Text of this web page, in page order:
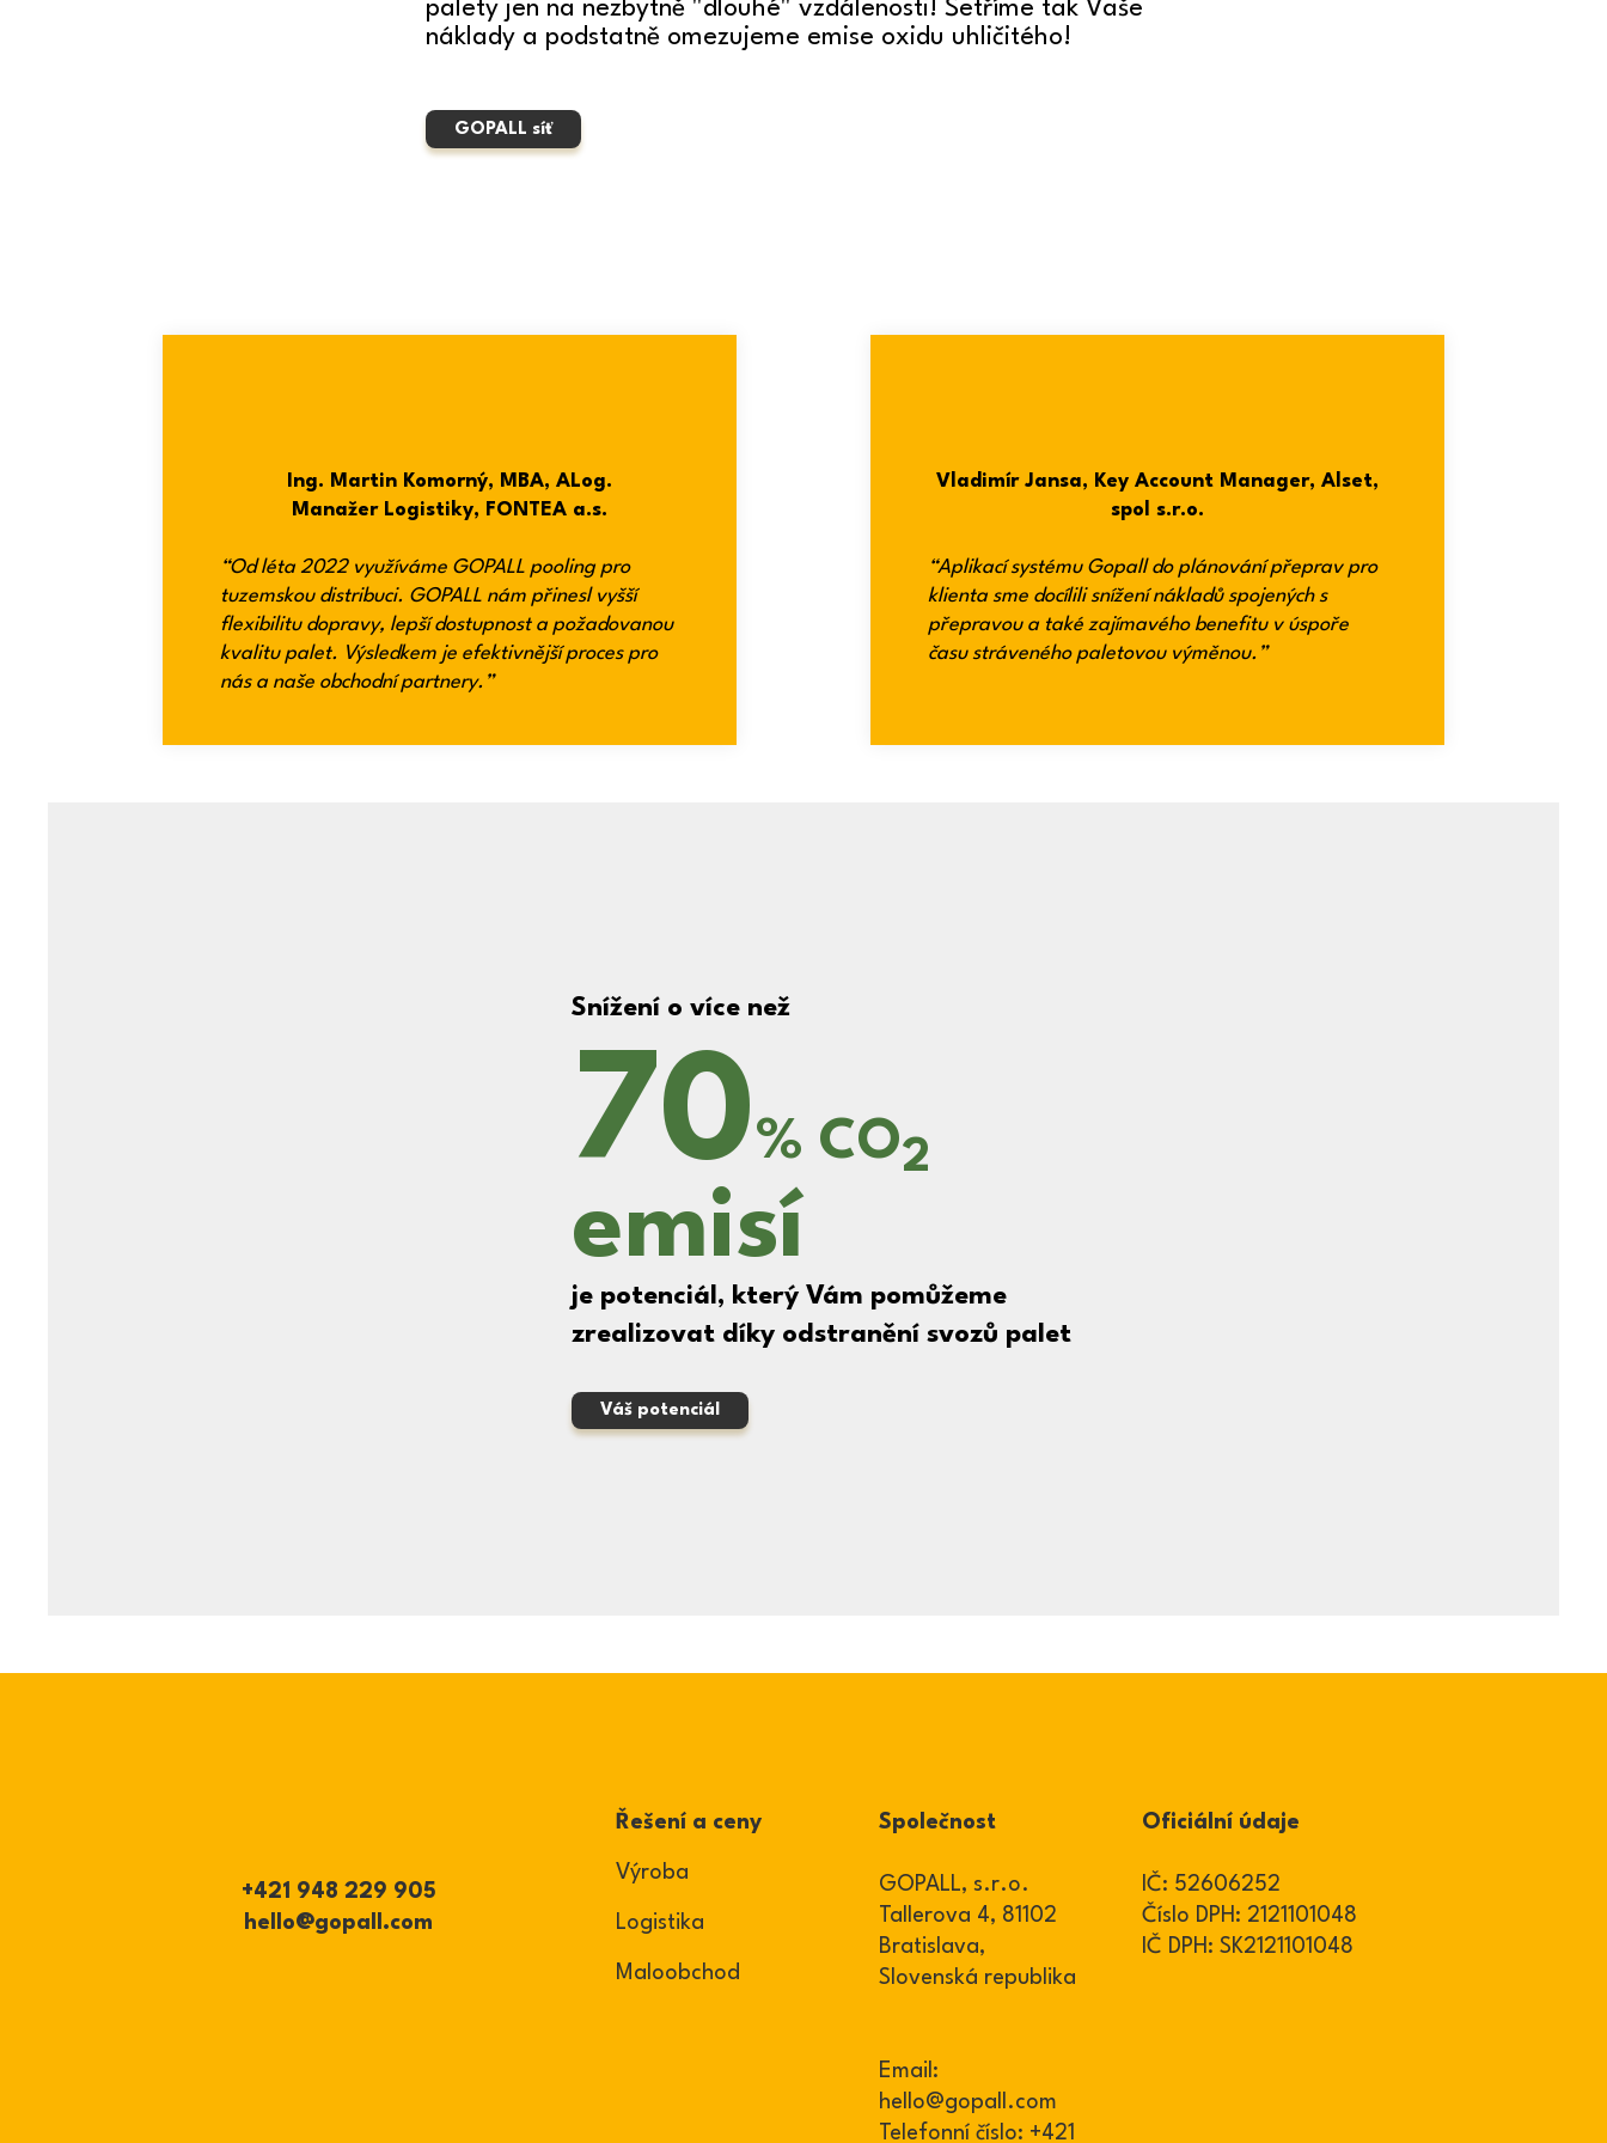
palety jen na nezbytně "dlouhé" vzdálenosti! Šetříme tak Vaše
náklady a podstatně omezujeme emise oxidu uhličitého!
GOPALL síť
Ing. Martin Komorný, MBA, ALog.
Manažer Logistiky, FONTEA a.s.
“Od léta 2022 využíváme GOPALL pooling pro
tuzemskou distribuci. GOPALL nám přinesl vyšší
flexibilitu dopravy, lepší dostupnost a požadovanou
kvalitu palet. Výsledkem je efektivnější proces pro
nás a naše obchodní partnery.”
Vladimír Jansa, Key Account Manager, Alset,
spol s.r.o.
“Aplikací systému Gopall do plánování přeprav pro
klienta sme docílili snížení nákladů spojených s
přepravou a také zajímavého benefitu v úspoře
času stráveného paletovou výměnou.”
Snížení o více než
70% CO2
emisí
je potenciál, který Vám pomůžeme
zrealizovat díky odstranění svozů palet
Váš potenciál
+421 948 229 905
hello@gopall.com
Řešení a ceny
Výroba
Logistika
Maloobchod
Společnost
GOPALL, s.r.o.
Tallerova 4, 81102
Bratislava,
Slovenská republika
Email:
hello@gopall.com
Telefonní číslo: +421
Oficiální údaje
IČ: 52606252
Číslo DPH: 2121101048
IČ DPH: SK2121101048